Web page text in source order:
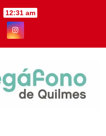
12:31 am